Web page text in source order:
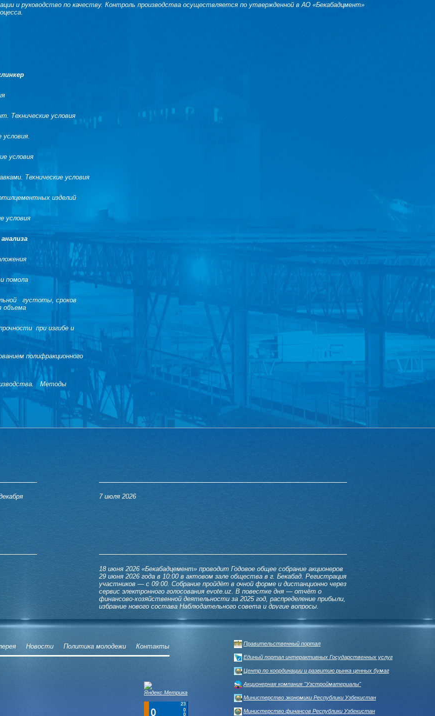
по качеству. Контроль производства осуществляется по утвержденной в АО «Бекабадцмент»
Технические условия
условия
Технические условия
изделий
условия
помола
густоты, сроков
объема
при изгибе и
полифракционного
Методы
7 июля 2026
18 июня 2026 «Бекабадцемент» проводит Годовое общее собрание акционеров
29 июня 2026 года в 10:00 в актовом зале общества в г. Бекабад. Регистрация
участников — с 09:00. Собрание пройдёт в очной форме и дистанционно через
сервис электронного голосования evote.uz. В повестке дня — отчёт о
финансово-хозяйственной деятельности за 2025 год, распределение прибыли,
избрание нового состава Наблюдательного совета и другие вопросы.
Новости Политика молодежи Контакты
Правительственный портал
Единый портал интерактивных Государственных услуг
Центр по координации и развитию рынка ценных бумаг
Акционерная компания "Узстройматериалы"
Министерство экономики Республики Узбекистан
Министерство финансов Республики Узбекистан